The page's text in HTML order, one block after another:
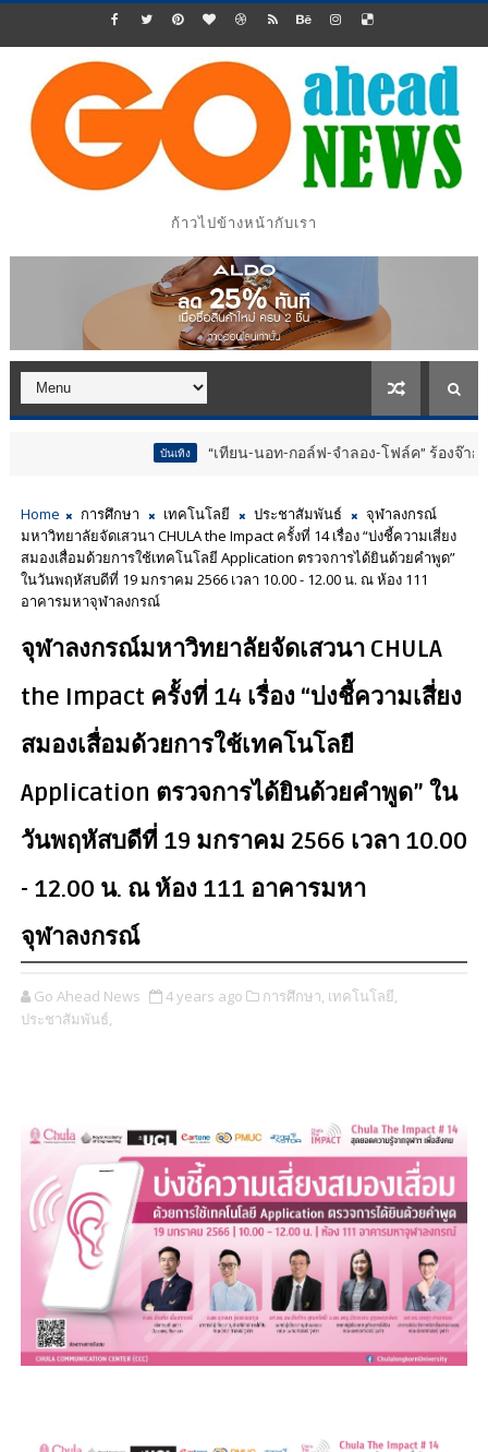
ก้าวไปข้างหน้ากับเรา
“เทียน-นอท-กอล์ฟ-จำลอง-โฟล์ค” ร้องจ๊าก!! อุปกรณ์
Home การศึกษา เทคโนโลยี ประชาสัมพันธ์
จุฬาลงกรณ์
มหาวิทยาลัยจัดเสวนา CHULA the Impact ครั้งที่ 14 เรื่อง “บ่งชี้ความเสี่ยง
สมองเสื่อมด้วยการใช้เทคโนโลยี Application ตรวจการได้ยินด้วยคำพูด”
ในวันพฤหัสบดีที่ 19 มกราคม 2566 เวลา 10.00 - 12.00 น. ณ ห้อง 111
อาคารมหาจุฬาลงกรณ์
จุฬาลงกรณ์มหาวิทยาลัยจัดเสวนา CHULA
the Impact ครั้งที่ 14 เรื่อง “บ่งชี้ความเสี่ยง
สมองเสื่อมด้วยการใช้เทคโนโลยี
Application ตรวจการได้ยินด้วยคำพูด” ใน
วันพฤหัสบดีที่ 19 มกราคม 2566 เวลา 10.00
- 12.00 น. ณ ห้อง 111 อาคารมหา
จุฬาลงกรณ์
Go Ahead News 4 years ago การศึกษา, เทคโนโลยี,
ประชาสัมพันธ์,